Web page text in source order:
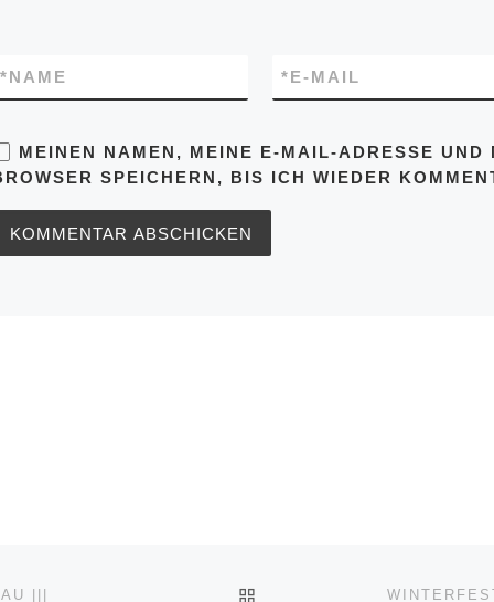
NAME
* E-MAIL
*
MEINEN NAMEN, MEINE E-MAIL-ADRESSE UND
SPEICHERN, BIS ICH WIEDER
||| ZURÜCK ZUR